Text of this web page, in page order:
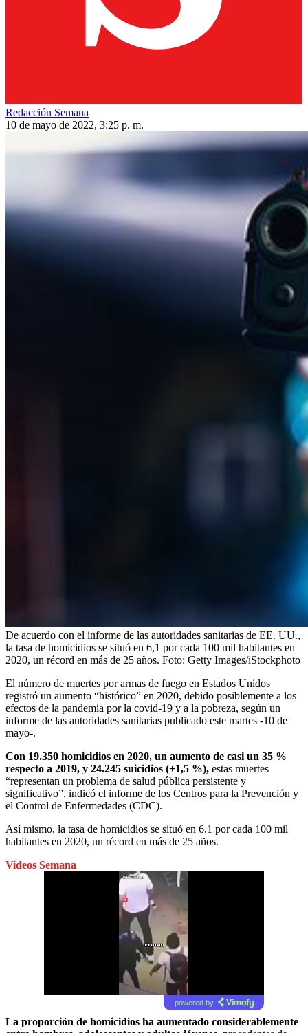
Redacción Semana
10 de mayo de 2022, 3:25 p. m.
De acuerdo con el informe de las autoridades sanitarias de EE. UU.,
la tasa de homicidios se situó en 6,1 por cada 100 mil habitantes en
2020, un récord en más de 25 años. Foto: Getty Images/iStockphoto
El número de muertes por armas de fuego en Estados Unidos
registró un aumento “histórico” en 2020, debido posiblemente a los
efectos de la pandemia por la covid-19 y a la pobreza, según un
informe de las autoridades sanitarias publicado este martes -10 de
mayo-.
Con 19.350 homicidios en 2020, un aumento de casi un 35 %
respecto a 2019, y 24.245 suicidios (+1,5 %), estas muertes
“representan un problema de salud pública persistente y
significativo”, indicó el informe de los Centros para la Prevención y
el Control de Enfermedades (CDC).
Así mismo, la tasa de homicidios se situó en 6,1 por cada 100 mil
habitantes en 2020, un récord en más de 25 años.
Videos Semana
powered by
La proporción de homicidios ha aumentado considerablemente